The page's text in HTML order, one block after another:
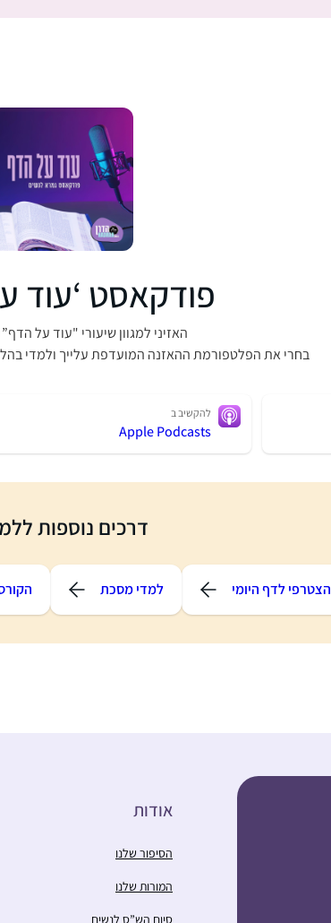
פודקאסט ‘עוד
האזיני למגוון שיעורי "עוד על
בחרי את הפלטפורמת ההאזנה המועדפת עלייך ולמדי
להקשיב ב
Apple Podcasts
דרכים נוספות
הצטרפי לדף היומי למדי מסכת
אודות
הסיפור שלנו
המורות שלנו
סיום הש”ס לנשים